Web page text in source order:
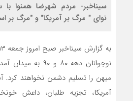
سیناخبر- مردم شهرضا همنوا با
نوای " مرگ بر آمریکا" و "مرگ بر
نوجوانان دهه ۸۰ و
میهن را تسلیم دشمن نخواهند کرد.
آمریکا، تجزیه طلبان، داعش